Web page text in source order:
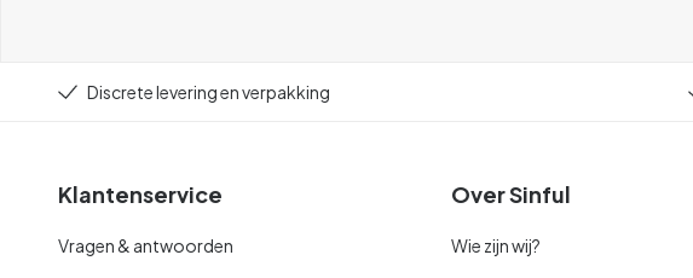
Discrete levering en verpakking
Klantenservice
Vragen & antwoorden
Over Sinful
Wie zijn wij?